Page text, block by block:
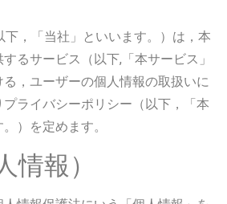
下，「当社」といいます。）は，本
るサービス（以下,「本サービス」
，ユーザーの個人情報の取扱いに
ライバシーポリシー（以下，「本
）を定めます。
情報）